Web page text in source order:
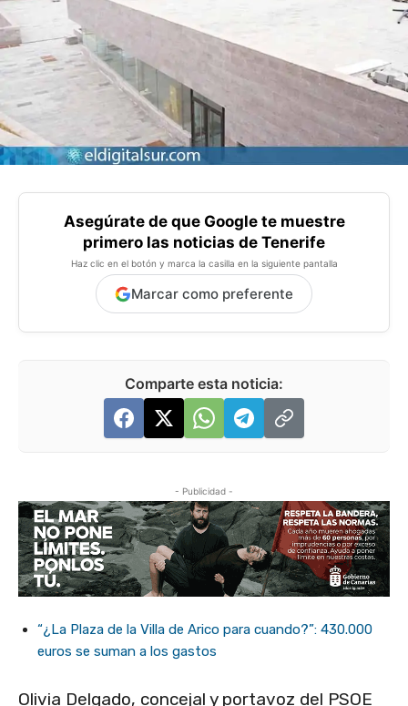
Asegúrate de que Google te muestre
primero las noticias de Tenerife
Haz clic en el botón y marca la casilla en la siguiente pantalla
Marcar como preferente
Comparte esta noticia:
- Publicidad -
“¿La Plaza de la Villa de Arico para cuando?”: 430.000
euros se suman a los gastos
Olivia Delgado, concejal y portavoz del PSOE